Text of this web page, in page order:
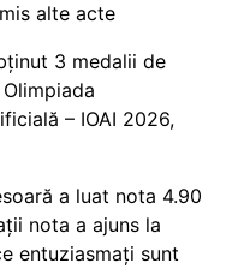
alte acte
3 medalii de
– IOAI 2026,
a luat nota 4.90
nota a ajuns la
entuziasmați sunt